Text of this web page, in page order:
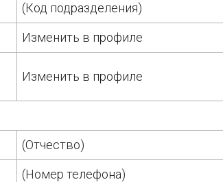
(Код подразделения)
Изменить в профиле
Изменить в профиле
(Отчество)
(Номер телефона)